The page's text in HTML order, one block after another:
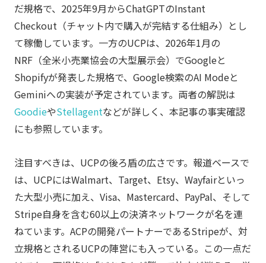
だ規格で、2025年9月からChatGPTのInstant
Checkout（チャット内で購入が完結する仕組み）とし
て稼働しています。一方のUCPは、2026年1月の
NRF（全米小売業協会の大型展示会）でGoogleと
Shopifyが発表した規格で、Google検索のAI Modeと
Geminiへの実装が予定されています。両者の解説は
GoodieやStellagentなどが詳しく、本記事の事実確認
にも参照しています。
注目すべきは、UCPの後ろ盾の広さです。報道ベースで
は、UCPにはWalmart、Target、Etsy、Wayfairといっ
た大型小売に加え、Visa、Mastercard、PayPal、そして
Stripe自身を含む60以上の決済ネットワークが名を連
ねています。ACPの開発パートナーであるStripeが、対
立規格とされるUCPの陣営にも入っている。この一点だ